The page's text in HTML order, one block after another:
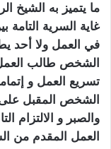
ما يتميز به الشيخ
غاية السرية
في العمل ولا أحد
الشخص طالب
تسريع العمل و
الشخص المقبل على
والصبر و الالتزام
العمل المقدم من